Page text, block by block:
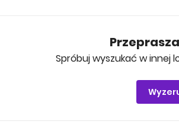
Spróbuj wyszukać w innej